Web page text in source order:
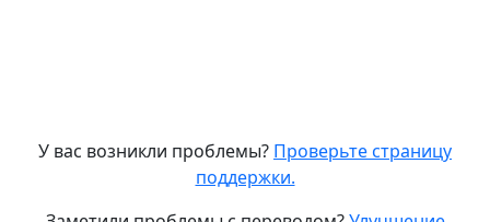
У вас возникли проблемы? Проверьте страницу
поддержки.